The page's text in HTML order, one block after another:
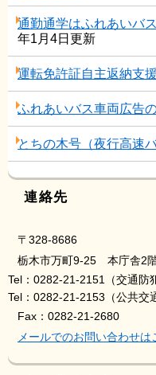
通勤通学はふれあいバ
年1月4日更新
運転免許証自主返納支
ふれあいバス車両広告
とちの木号（夜行高速バ
連絡先
〒328-8686
栃木市万町9-25 本庁舎2
Tel：0282-21-2151
（交通防
Tel：0282-21-2153 （公共交
Fax：0282-21-2680
メールでのお問い合わせは